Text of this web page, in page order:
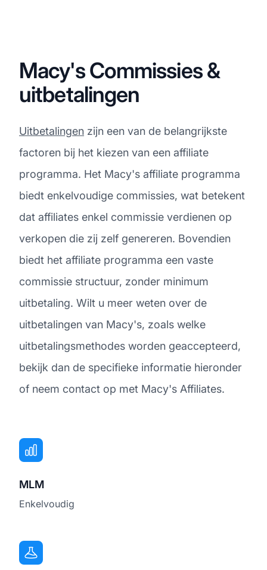
Macy's Commissies &
uitbetalingen
Uitbetalingen zijn een van de belangrijkste
factoren bij het kiezen van een affiliate
programma. Het Macy's affiliate programma
biedt enkelvoudige commissies, wat betekent
dat affiliates enkel commissie verdienen op
verkopen die zij zelf genereren. Bovendien
biedt het affiliate programma een vaste
commissie structuur, zonder minimum
uitbetaling. Wilt u meer weten over de
uitbetalingen van Macy's, zoals welke
uitbetalingsmethodes worden geaccepteerd,
bekijk dan de specifieke informatie hieronder
of neem contact op met Macy's Affiliates.
MLM
Enkelvoudig